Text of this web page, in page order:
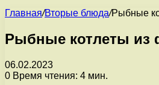
Главная/Вторые блюда/Рыбные
Рыбные котлеты из
06.02.2023
0 Время чтения: 4 мин.